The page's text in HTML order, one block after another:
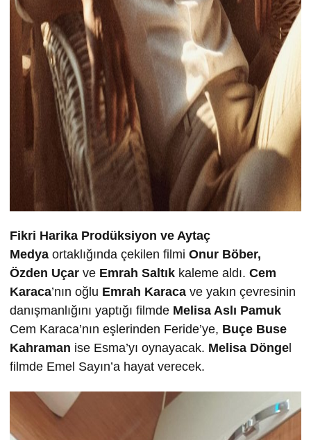
Fikri Harika Prodüksiyon ve Aytaç
Medya ortaklığında çekilen filmi Onur Böber,
Özden Uçar ve Emrah Saltık kaleme aldı. Cem
Karaca’nın oğlu Emrah Karaca ve yakın çevresinin
danışmanlığını yaptığı filmde Melisa Aslı Pamuk
Cem Karaca’nın eşlerinden Feride’ye, Buçe Buse
Kahraman ise Esma’yı oynayacak. Melisa Dönge
filmde Emel Sayın’a hayat verecek.